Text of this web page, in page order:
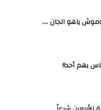
ياهو الجان ….
بهم أحد!!